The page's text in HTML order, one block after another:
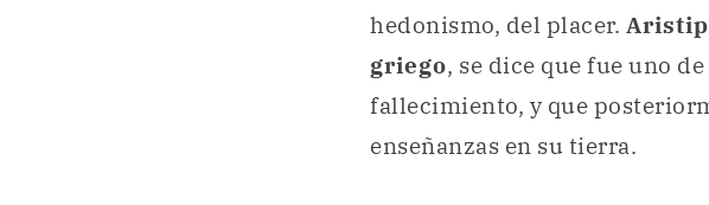
hedonismo, del placer.
griego, se dice que fue uno
fallecimiento, y que
enseñanzas en su tierra.